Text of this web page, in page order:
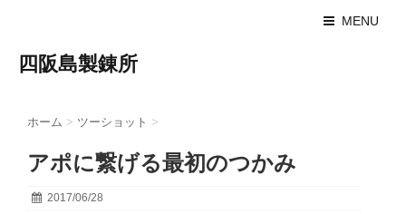
MENU
四阪島製錬所
ホーム > ツーショット >
アポに繋げる最初のつかみ
2017/06/28